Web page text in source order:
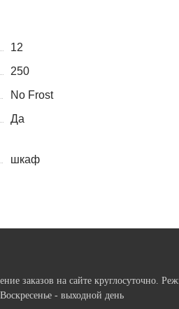
12
250
No Frost
Да
шкаф
заказов на сайте круглосуточно.
- выходной день